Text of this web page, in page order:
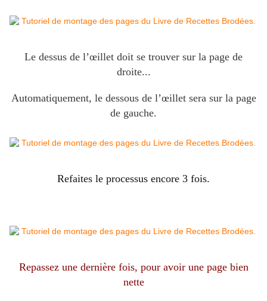
Le dessus de l’œillet doit se trouver sur la page de
droite...
Automatiquement, le dessous de l’œillet sera sur la page
de gauche.
Refaites le processus encore 3 fois.
Repassez une dernière fois, pour avoir une page bien
nette